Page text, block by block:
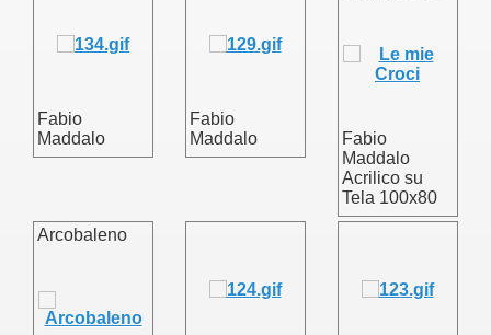
Fabio
Maddalo
Fabio
Maddalo
Fabio
Maddalo
Acrilico su
Tela 100x80
Arcobaleno